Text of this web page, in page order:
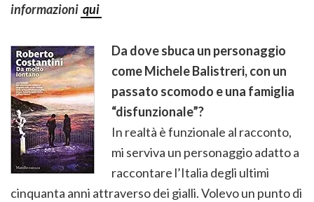
informazioni qui
Da dove sbuca un personaggio
come Michele Balistreri, con un
passato scomodo e una famiglia
“disfunzionale”?
In realtà è funzionale al racconto,
mi serviva un personaggio adatto a
raccontare l’Italia degli ultimi
cinquanta anni attraverso dei gialli. Volevo un punto di